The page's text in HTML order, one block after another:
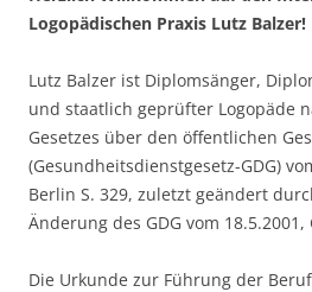
Logopädischen Praxis Lutz Balzer!
Lutz Balzer ist Diplomsänger,
und staatlich geprüfter Logopäde
Gesetzes über den öffentlichen
(Gesundheitsdienstgesetz-GDG)
Berlin S. 329, zuletzt geändert
Änderung des GDG vom 18.5.2001,
Die Urkunde zur Führung der